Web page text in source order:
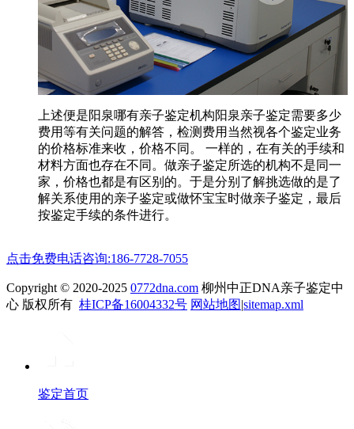
上述便是阳泉哪有亲子鉴定机构阳泉亲子鉴定需要多少
费用等有关问题的解答，检测费用当然视各个鉴定业务
的价格标准来收，价格不同。 一样的，在有关的手续和
材料方面也存在不同。做亲子鉴定所选的机构不是同一
家，价格也都是有区别的。于是分别了解挑选做的是了
解关系使用的亲子鉴定或做怀宝宝时做亲子鉴定，最后
按鉴定手续的条件进行。
点击免费电话咨询:186-7728-7055
Copyright © 2020-2025 0772dna.com 柳州中正DNA亲子鉴定中
心 版权所有 桂ICP备16004332号 网站地图|sitemap.xml
鉴定首页